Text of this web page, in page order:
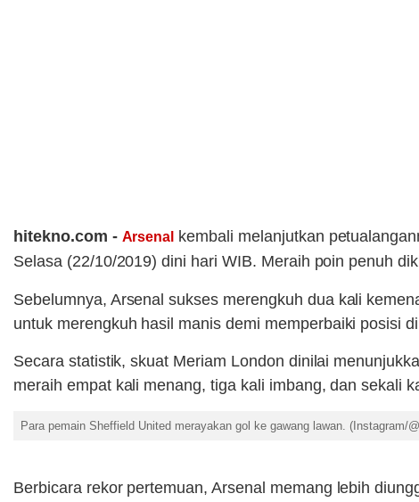
hitekno.com - Arsenal kembali melanjutkan
Selasa (22/10/2019) dini hari WIB. Meraih poin penuh
Sebelumnya, Arsenal sukses merengkuh dua kali
untuk merengkuh hasil manis demi memperbaiki posisi
Secara statistik, skuat Meriam London dinilai
meraih empat kali menang, tiga kali imbang, dan sekali
Para pemain Sheffield United merayakan gol ke gawang lawan. (Instagram/
Berbicara rekor pertemuan, Arsenal memang lebih